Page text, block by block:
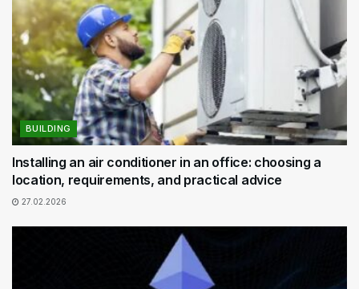
BUILDING
Installing an air conditioner in an office: choosing a
location, requirements, and practical advice
27.02.2026